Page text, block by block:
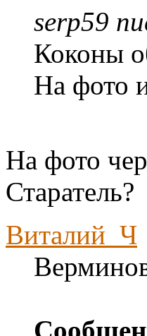
serp59
Коконы
На фото
На фото
Старатель?
Виталий_Ч